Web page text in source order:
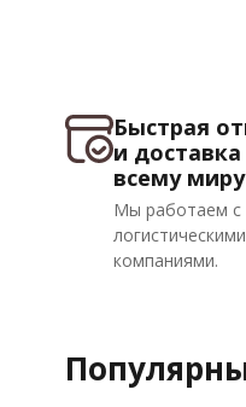
Быстрая
и доставка
всему миру
Мы работаем с
логистическими
компаниями.